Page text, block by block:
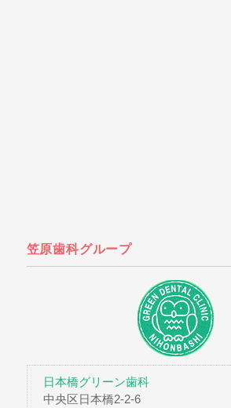
笠原歯科グループ
日本橋グリーン歯科
中央区日本橋2-2-6